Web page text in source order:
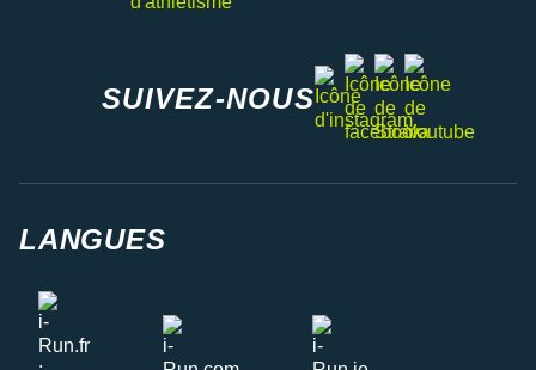
SUIVEZ-NOUS
instagram
facebook
stravayoutube
LANGUES